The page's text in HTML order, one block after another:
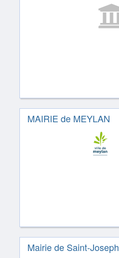
MAIRIE de MEYLAN
Mairie de Saint-Joseph